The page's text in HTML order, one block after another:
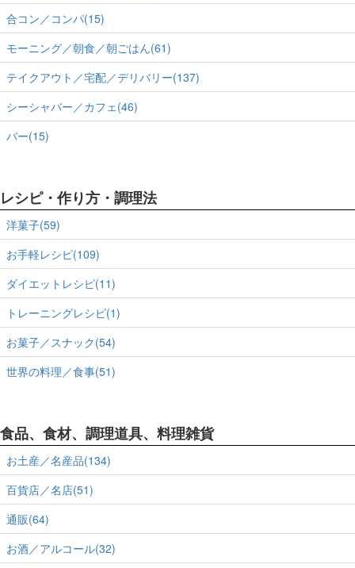
合コン／コンパ(15)
モーニング／朝食／朝ごはん(61)
テイクアウト／宅配／デリバリー(137)
シーシャバー／カフェ(46)
バー(15)
レシピ・作り方・調理法
洋菓子(59)
お手軽レシピ(109)
ダイエットレシピ(11)
トレーニングレシピ(1)
お菓子／スナック(54)
世界の料理／食事(51)
食品、食材、調理道具、料理雑貨
お土産／名産品(134)
百貨店／名店(51)
通販(64)
お酒／アルコール(32)